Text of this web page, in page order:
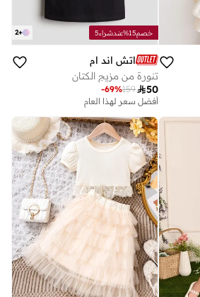
+
2 خصم15%عندشراء5
اتش اند ام
تنورة من مزيج الكتان
50
159
-69%
أفضل سعر لهذا العام